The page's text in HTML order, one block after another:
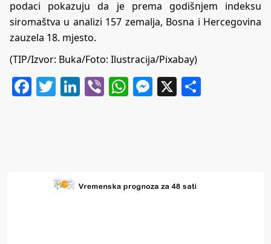
podaci pokazuju da je prema godišnjem indeksu
siromaštva u analizi 157 zemalja, Bosna i Hercegovina
zauzela 18. mjesto.
(TIP/Izvor: Buka/Foto: Ilustracija/Pixabay)
Facebook
Twitter
LinkedIn
ViberWhatsApp
Messenger
X